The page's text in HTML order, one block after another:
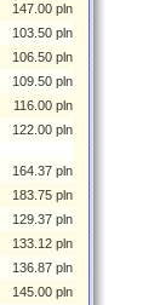
147.00 pln
103.50 pln
106.50 pln
109.50 pln
116.00 pln
122.00 pln
164.37 pln
183.75 pln
129.37 pln
133.12 pln
136.87 pln
145.00 pln